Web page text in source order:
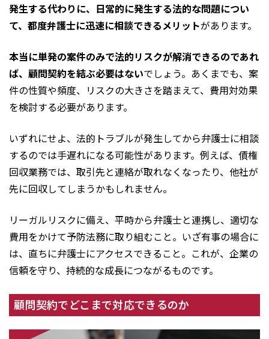
発生する代わりに、日常的に発生する法的な問題につい
て、都度弁護士に迅速に相談できるメリットがあります。
本当に単発の案件のみで法的リスクが解消できるのであれ
ば、顧問契約を結ぶ必要はないでしょう。あくまでも、案
件の性質や頻度、リスクの大きさを踏まえて、費用対効果
を検討する必要があります。
いずれにせよ、法的トラブルが発生してから弁護士に相談
するのでは手遅れになる可能性があります。例えば、債権
回収業務では、取引先と連絡が取れなくなったり、他社が
先に回収してしまうかもしれません。
リーガルリスクに備え、平時から弁護士と連携し、適切な
費用をかけて予防法務に取り組むこと。いざ有事の場合に
は、直ちに弁護士にアクセスできること。これが、企業の
信頼を守り、持続的な成長につながるものです。
顧問契約でどこまで対応できるのか